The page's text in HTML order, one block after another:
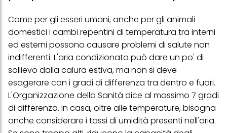
Come per gli esseri umani, anche per gli animali
domestici i cambi repentini di temperatura tra interni
ed esterni possono causare problemi di salute non
indifferenti. L'aria condizionata può dare un po' di
sollievo dalla calura estiva, ma non si deve
esagerare con i gradi di differenza tra dentro e fuori.
L'Organizzazione della Sanità dice al massimo 7 gradi
di differenza. In casa, oltre alle temperature, bisogna
anche considerare i tassi di umidità presenti nell'aria.